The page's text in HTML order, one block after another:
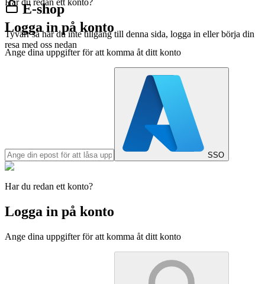
E-shop
Tyvärr så har du inte tillgång till denna sida, logga in eller börja din
resa med oss nedan
Har du redan ett konto?
Logga in på konto
Ange dina uppgifter för att komma åt ditt konto
SSO
Har du redan ett konto?
Logga in på konto
Ange dina uppgifter för att komma åt ditt konto